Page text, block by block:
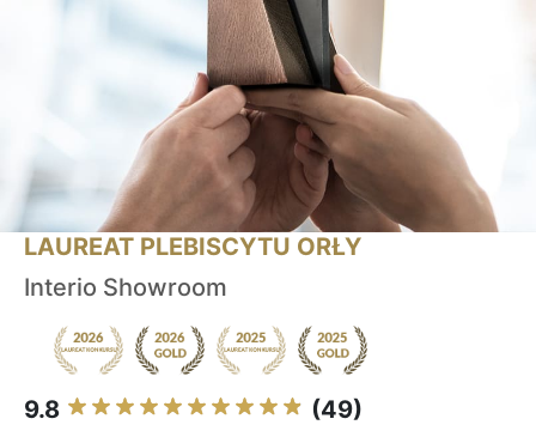
LAUREAT PLEBISCYTU ORŁY
Interio Showroom
9.8 (49)